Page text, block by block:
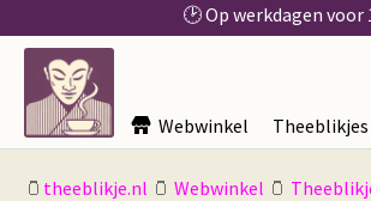
🕑 Op werkdagen voor
Ga
door
naar
navigatie
Ga
naar
inhoud
Webwinkel Theeblikjes
🫙 theeblikje.nl 🫙 Webwinkel 🫙